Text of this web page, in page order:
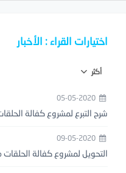
اختيارات القراء : الأخبار
أكثر
05-05-2020
شرح التبرع لمشروع كفالة
09-05-2020
التحويل لمشروع كفالة